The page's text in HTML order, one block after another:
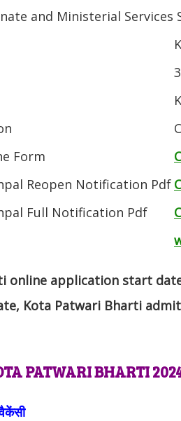
and Ministerial Services
Form
Reopen Notification Pdf
Full Notification Pdf
online application start
Kota Patwari Bharti
PATWARI BHARTI